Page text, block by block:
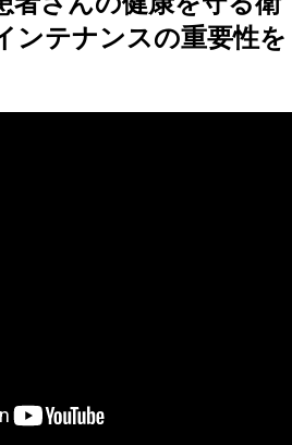
ンテナンスの重要性を